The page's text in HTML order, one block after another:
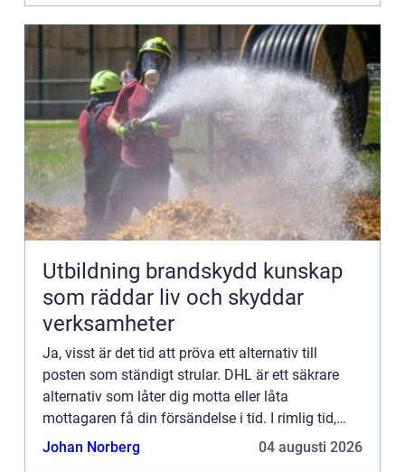
Utbildning brandskydd kunskap
som räddar liv och skyddar
verksamheter
Ja, visst är det tid att pröva ett alternativ till
posten som ständigt strular. DHL är ett säkrare
alternativ som låter dig motta eller låta
mottagaren få din försändelse i tid. I rimlig tid,
eller...
Johan Norberg 04 augusti 2026